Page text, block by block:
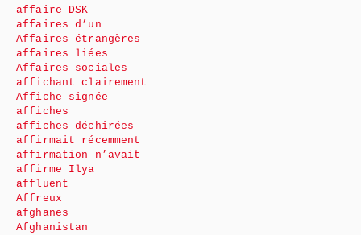
affaire DSK
affaires d’un
Affaires étrangères
affaires liées
Affaires sociales
affichant clairement
Affiche signée
affiches
affiches déchirées
affirmait récemment
affirmation n’avait
affirme Ilya
affluent
Affreux
afghanes
Afghanistan